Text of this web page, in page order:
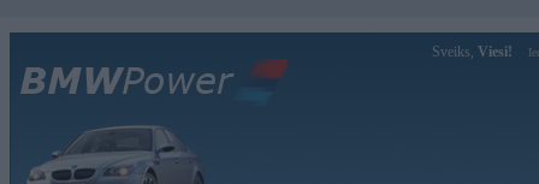
Sveiks, Viesi!